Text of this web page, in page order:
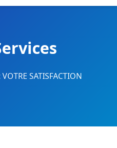
SATISFACTION